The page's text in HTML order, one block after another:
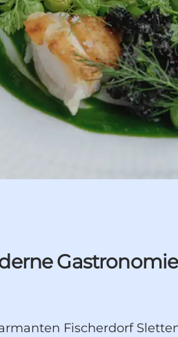
Fischerdorf